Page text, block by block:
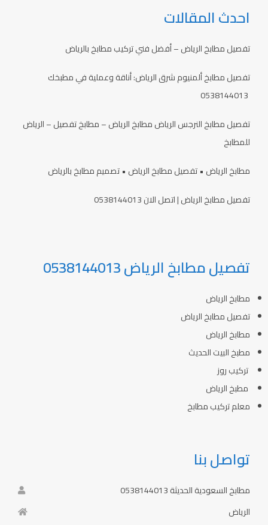
احدث المقالات
تفصيل مطابخ الرياض – أفضل فني تركيب مطابخ بالرياض
تفصيل مطابخ ألمنيوم شرق الرياض: أناقة وعملية في مطبخك
تفصيل مطابخ النرجس الرياض مطابخ الرياض – مطابخ تفصيل – الرياض
للمطابخ
مطابخ الرياض • تفصيل مطابخ الرياض • تصميم مطابخ بالرياض
تفصيل مطابخ الرياض | اتصل الان 0538144013
تفصيل مطابخ الرياض 0538144013
مطابخ الرياض
تفصيل مطابخ الرياض
مطابخ الرياض
مطبخ البيت الحديث
تركيب روز
مطبخ الرياض
معلم تركيب مطابخ
تواصل بنا
مطابخ السعودية الحديثة 0538144013
الرياض